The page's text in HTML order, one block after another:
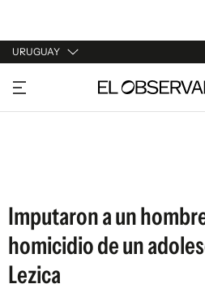
URUGUAY
URUGUAY
ARGENTINA
Imputaron a un
homicidio de un
Lezica